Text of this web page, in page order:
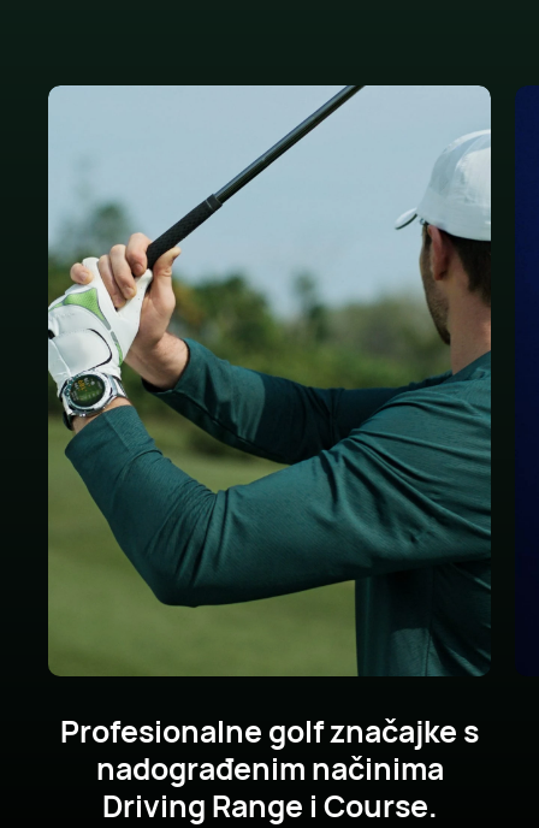
Profesionalne golf značajke s
nadograđenim načinima
Driving Range i Course.